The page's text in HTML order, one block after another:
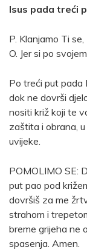
Isus pada treći
P. Klanjamo Ti
O. Jer si po
Po treći put pada
dok ne dovrši
nositi križ koji te
zaštita i obrana,
uvijeke.
POMOLIMO SE:
put pao pod
dovršiš za me
strahom i
breme grijeha ne
spasenja. Amen.